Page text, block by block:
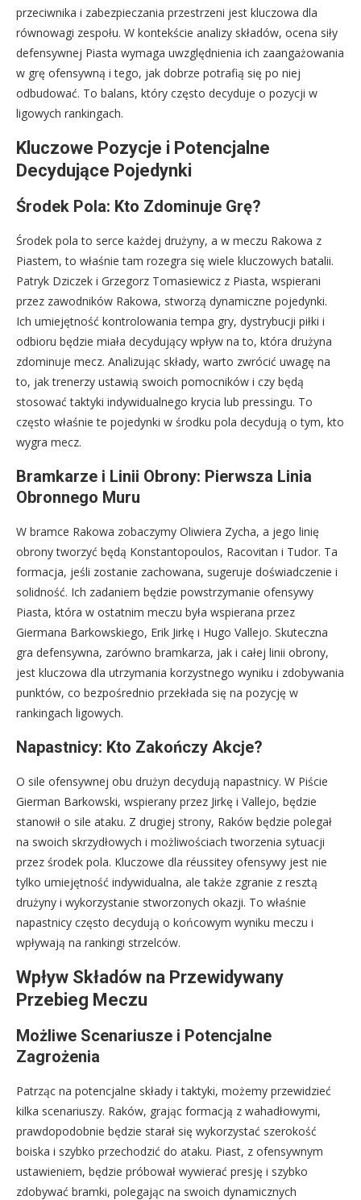
przeciwnika i zabezpieczania przestrzeni jest kluczowa dla
równowagi zespołu. W kontekście analizy składów, ocena siły
defensywnej Piasta wymaga uwzględnienia ich zaangażowania
w grę ofensywną i tego, jak dobrze potrafią się po niej
odbudować. To balans, który często decyduje o pozycji w
ligowych rankingach.
Kluczowe Pozycje i Potencjalne
Decydujące Pojedynki
Środek Pola: Kto Zdominuje Grę?
Środek pola to serce każdej drużyny, a w meczu Rakowa z
Piastem, to właśnie tam rozegra się wiele kluczowych batalii.
Patryk Dziczek i Grzegorz Tomasiewicz z Piasta, wspierani
przez zawodników Rakowa, stworzą dynamiczne pojedynki.
Ich umiejętność kontrolowania tempa gry, dystrybucji piłki i
odbioru będzie miała decydujący wpływ na to, która drużyna
zdominuje mecz. Analizując składy, warto zwrócić uwagę na
to, jak trenerzy ustawią swoich pomocników i czy będą
stosować taktyki indywidualnego krycia lub pressingu. To
często właśnie te pojedynki w środku pola decydują o tym, kto
wygra mecz.
Bramkarze i Linii Obrony: Pierwsza Linia
Obronnego Muru
W bramce Rakowa zobaczymy Oliwiera Zycha, a jego linię
obrony tworzyć będą Konstantopoulos, Racovitan i Tudor. Ta
formacja, jeśli zostanie zachowana, sugeruje doświadczenie i
solidność. Ich zadaniem będzie powstrzymanie ofensywy
Piasta, która w ostatnim meczu była wspierana przez
Giermana Barkowskiego, Erik Jirkę i Hugo Vallejo. Skuteczna
gra defensywna, zarówno bramkarza, jak i całej linii obrony,
jest kluczowa dla utrzymania korzystnego wyniku i zdobywania
punktów, co bezpośrednio przekłada się na pozycję w
rankingach ligowych.
Napastnicy: Kto Zakończy Akcje?
O sile ofensywnej obu drużyn decydują napastnicy. W Piście
Gierman Barkowski, wspierany przez Jirkę i Vallejo, będzie
stanowił o sile ataku. Z drugiej strony, Raków będzie polegał
na swoich skrzydłowych i możliwościach tworzenia sytuacji
przez środek pola. Kluczowe dla réussitey ofensywy jest nie
tylko umiejętność indywidualna, ale także zgranie z resztą
drużyny i wykorzystanie stworzonych okazji. To właśnie
napastnicy często decydują o końcowym wyniku meczu i
wpływają na rankingi strzelców.
Wpływ Składów na Przewidywany
Przebieg Meczu
Możliwe Scenariusze i Potencjalne
Zagrożenia
Patrząc na potencjalne składy i taktyki, możemy przewidzieć
kilka scenariuszy. Raków, grając formacją z wahadłowymi,
prawdopodobnie będzie starał się wykorzystać szerokość
boiska i szybko przechodzić do ataku. Piast, z ofensywnym
ustawieniem, będzie próbował wywierać presję i szybko
zdobywać bramki, polegając na swoich dynamicznych